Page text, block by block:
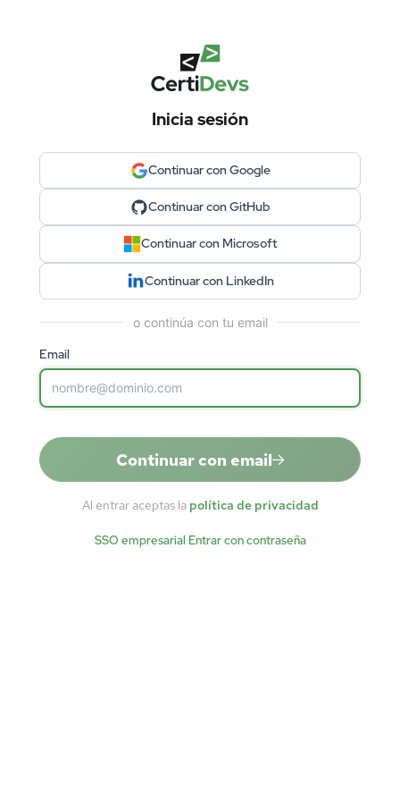
Inicia sesión
Continuar con Google
Continuar con GitHub
Continuar con Microsoft
Continuar con LinkedIn
o continúa con tu email
Email
Continuar con email
Al entrar aceptas la política de privacidad
SSO empresarial·Entrar con contraseña